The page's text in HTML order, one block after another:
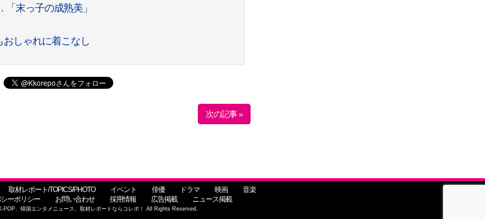
「末っ子の成熟美」
おしゃれに着こなし
次の記事 »
取材レポート/TOPICS/PHOTO イベント 俳優 ドラマ 映画
音楽
ーポリシー お問い合わせ 採用情報 広告掲載 ニュース掲載
POP、韓国エンタメニュース、取材レポートならコレポ！ All Rights Reserved.